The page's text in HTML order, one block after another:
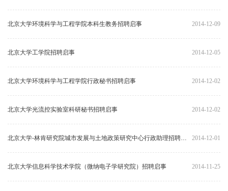
2014-12-09
北京大学环境科学与工程学院本科生教务招聘启事
2014-12-05
北京大学工学院招聘启事
2014-12-02
北京大学环境科学与工程学院行政秘书招聘启事
2014-12-02
北京大学光流控实验室科研秘书招聘启事
2014-12-01
北京大学-林肯研究院城市发展与土地政策研究中心行政助理招聘启事
2014-11-25
北京大学信息科学技术学院（微纳电子学研究院）招聘启事